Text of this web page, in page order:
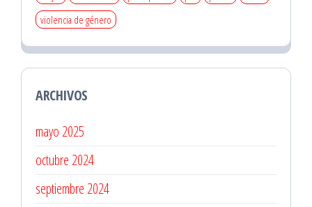
violencia de género
ARCHIVOS
mayo 2025
octubre 2024
septiembre 2024